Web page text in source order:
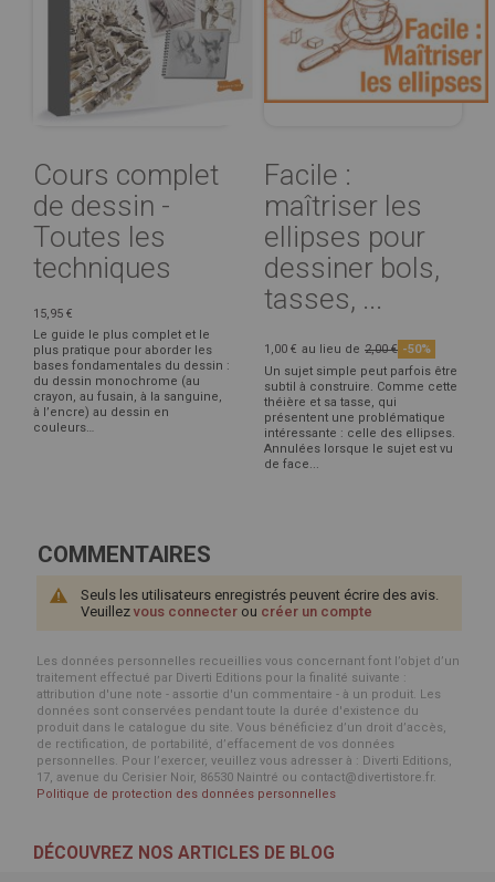
Cours complet
de dessin -
Toutes les
techniques
15,95 €
Le guide le plus complet et le
plus pratique pour aborder les
bases fondamentales du dessin :
du dessin monochrome (au
crayon, au fusain, à la sanguine,
à l’encre) au dessin en
couleurs…
Facile :
maîtriser les
ellipses pour
dessiner bols,
tasses, ...
1,00 € au lieu de 2,00 € -50%
Un sujet simple peut parfois être
subtil à construire. Comme cette
théière et sa tasse, qui
présentent une problématique
intéressante : celle des ellipses.
Annulées lorsque le sujet est vu
de face...
COMMENTAIRES
Seuls les utilisateurs enregistrés peuvent écrire des avis.
Veuillez vous connecter ou créer un compte
Les données personnelles recueillies vous concernant font l’objet d’un
traitement effectué par Diverti Editions pour la finalité suivante :
attribution d'une note - assortie d'un commentaire - à un produit. Les
données sont conservées pendant toute la durée d'existence du
produit dans le catalogue du site. Vous bénéficiez d’un droit d’accès,
de rectification, de portabilité, d’effacement de vos données
personnelles. Pour l’exercer, veuillez vous adresser à : Diverti Editions,
17, avenue du Cerisier Noir, 86530 Naintré ou contact@divertistore.fr.
Politique de protection des données personnelles
DÉCOUVREZ NOS ARTICLES DE BLOG